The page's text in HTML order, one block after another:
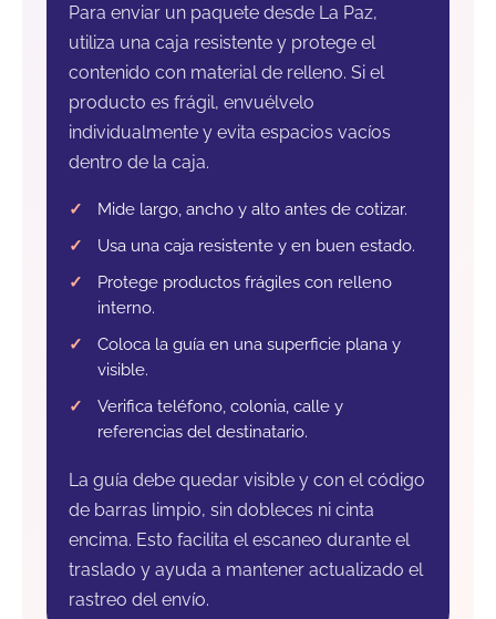
Para enviar un paquete desde La Paz,
utiliza una caja resistente y protege el
contenido con material de relleno. Si el
producto es frágil, envuélvelo
individualmente y evita espacios vacíos
dentro de la caja.
Mide largo, ancho y alto antes de cotizar.
Usa una caja resistente y en buen estado.
Protege productos frágiles con relleno
interno.
Coloca la guía en una superficie plana y
visible.
Verifica teléfono, colonia, calle y
referencias del destinatario.
La guía debe quedar visible y con el código
de barras limpio, sin dobleces ni cinta
encima. Esto facilita el escaneo durante el
traslado y ayuda a mantener actualizado el
rastreo del envío.